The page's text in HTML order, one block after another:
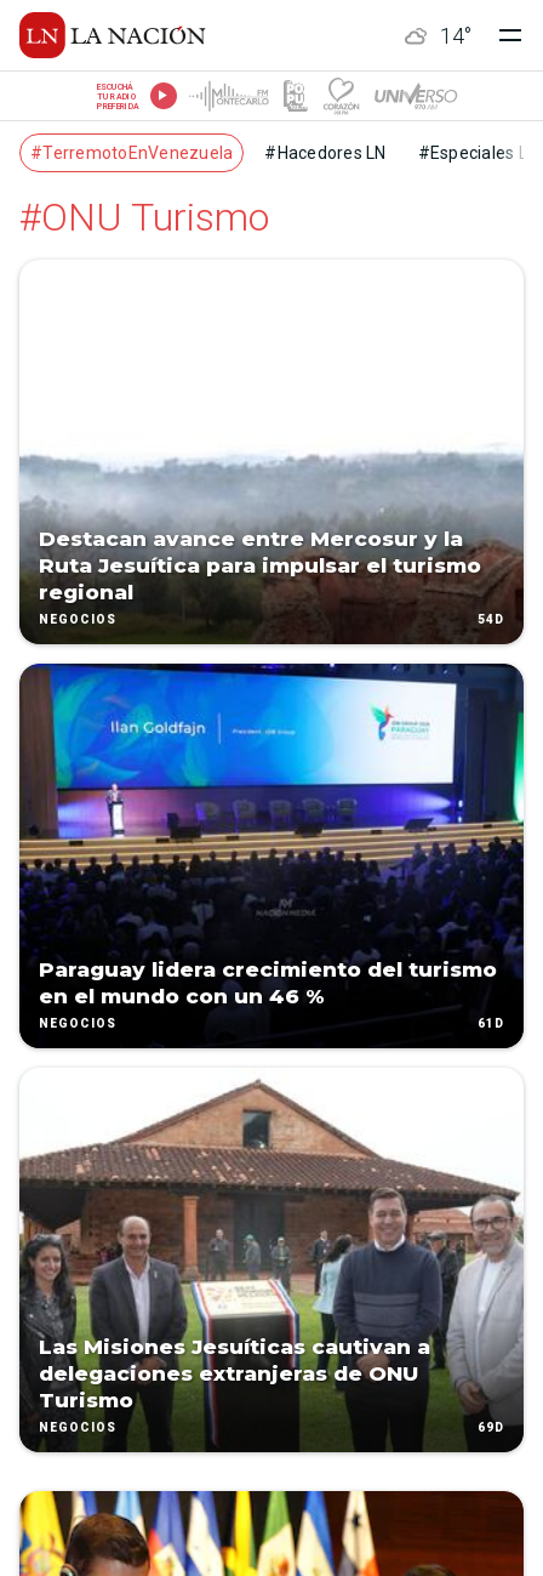
14°
ESCUCHÁ
TU RADIO
PREFERIDA
#TerremotoEnVenezuela #Hacedores LN #Especiales LN
#ONU Turismo
Destacan avance entre Mercosur y la
Ruta Jesuítica para impulsar el turismo
regional
NEGOCIOS 54D
Paraguay lidera crecimiento del turismo
en el mundo con un 46 %
NEGOCIOS 61D
Las Misiones Jesuíticas cautivan a
delegaciones extranjeras de ONU
Turismo
NEGOCIOS 69D